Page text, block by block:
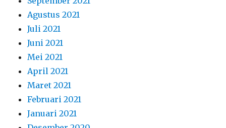
Januari 2021
Desember 2020
November 2020
Oktober 2020
September 2020
Agustus 2020
Juli 2020
Juni 2020
Mei 2020